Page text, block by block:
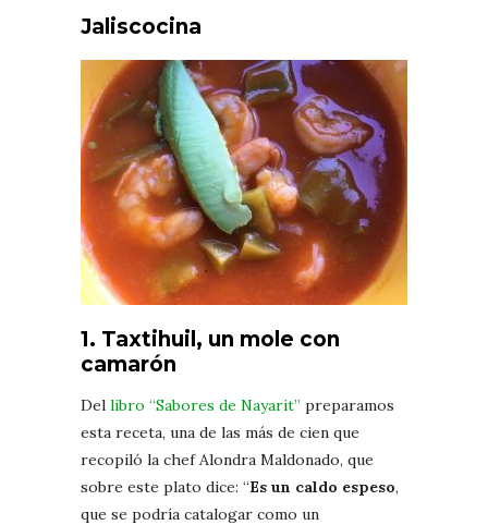
Jaliscocina
1. Taxtihuil, un mole con
camarón
Del libro “Sabores de Nayarit” preparamos
esta receta, una de las más de cien que
recopiló la chef Alondra Maldonado, que
sobre este plato dice: “Es un caldo espeso,
que se podría catalogar como un